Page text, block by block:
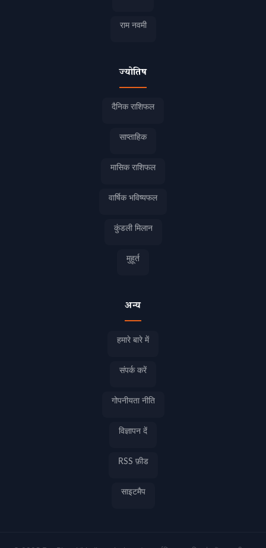
राम नवमी
ज्योतिष
दैनिक राशिफल
साप्ताहिक
मासिक राशिफल
वार्षिक भविष्यफल
कुंडली मिलान
मुहूर्त
अन्य
हमारे बारे में
संपर्क करें
गोपनीयता नीति
विज्ञापन दें
RSS फ़ीड
साइटमैप